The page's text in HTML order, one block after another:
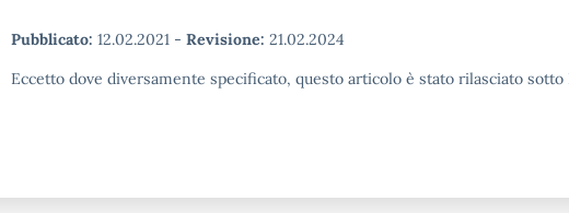
Pubblicato: 12.02.2021 - Revisione: 21.02.2024
Eccetto dove diversamente specificato, questo articolo è stato rilasciato